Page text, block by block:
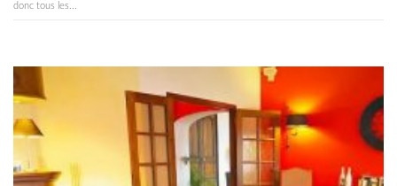
donc tous les...